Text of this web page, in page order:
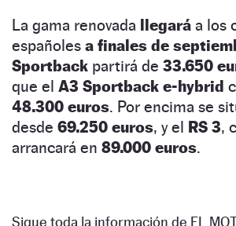
La gama renovada llegará a los
españoles a finales de
Sportback partirá de 33.650
que el A3 Sportback e-hybrid
48.300 euros. Por encima se
desde 69.250 euros, y el RS 3,
arrancará en 89.000 euros.
Sigue toda la información de EL